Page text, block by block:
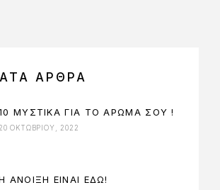
ΑΡΘΡΑ
ΜΥΣΤΙΚΑ ΓΙΑ ΤΟ ΑΡΩΜΑ ΣΟΥ !
20 ΟΚΤΩΒΡΊΟΥ, 2022
ΑΝΟΙΞΗ ΕΙΝΑΙ ΕΔΩ!